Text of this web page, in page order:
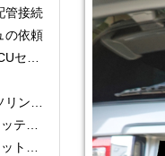
管接続
の依頼
調整
漏れ
ング
！！